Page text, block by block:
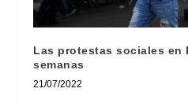
Las protestas sociales en
semanas
21/07/2022